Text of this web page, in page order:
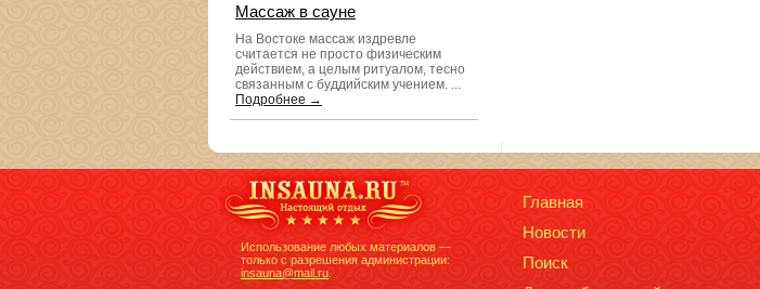
Массаж в сауне
На Востоке массаж издревле
считается не просто физическим
действием, а целым ритуалом, тесно
связанным с буддийским учением. ...
Подробнее →
Использование любых материалов —
только с разрешения администрации:
insauna@mail.ru
Главная
Новости
Поиск